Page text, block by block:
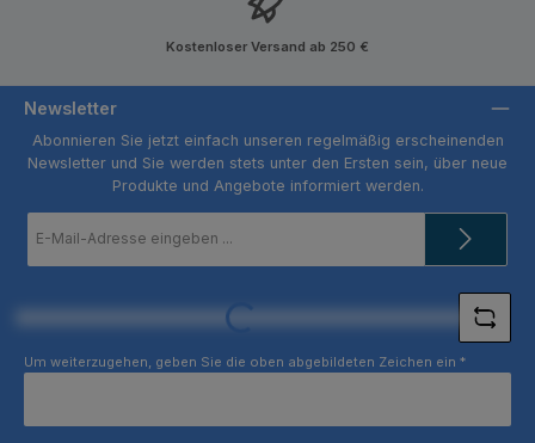
Kostenloser Versand ab 250 €
Newsletter
Abonnieren Sie jetzt einfach unseren regelmäßig erscheinenden
Newsletter und Sie werden stets unter den Ersten sein, über neue
Produkte und Angebote informiert werden.
Mail-
Loading...
Um weiterzugehen, geben Sie die oben abgebildeten Zeichen ein *